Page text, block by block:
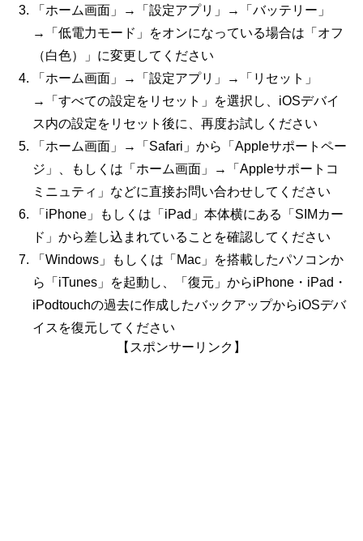
「ホーム画面」→「設定アプリ」→「バッテリー」
→「低電力モード」をオンになっている場合は「オフ
（白色）」に変更してください
「ホーム画面」→「設定アプリ」→「リセット」
→「すべての設定をリセット」を選択し、 iOSデバイ
ス内の設定をリセット後に、再度お試しください
「ホーム画面」→「 Safari 」から「 Appleサポートペー
ジ」、もしくは「ホーム画面」→「 Appleサポートコ
ミニュティ」などに直接お問い合わせしてください
「iPhone」もしくは「iPad」本体横にある「SIMカー
ド」から差し込まれていることを確認してください
「Windows」もしくは「Mac」を搭載したパソコンか
ら「 iTunes 」を起動し、「復元」からiPhone・iPad・
iPodtouchの過去に作成したバックアップからiOSデバ
イスを復元してください
【スポンサーリンク】